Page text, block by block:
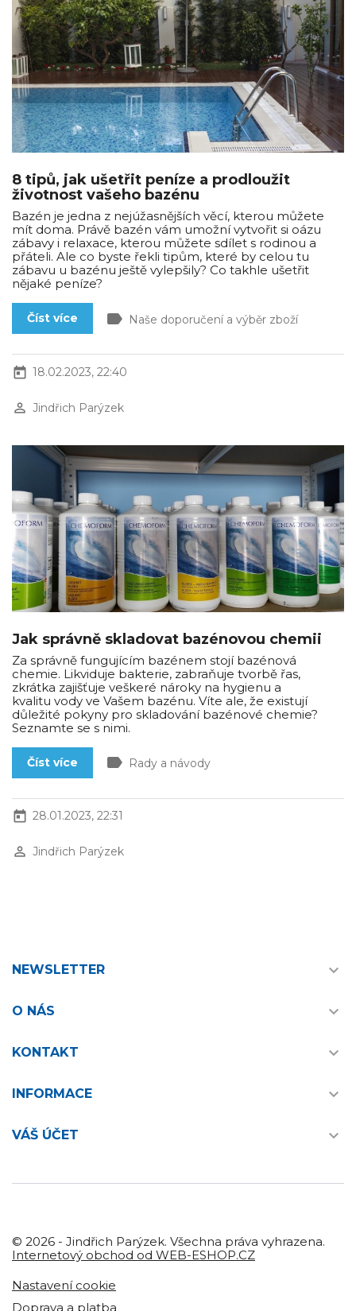
8 tipů, jak ušetřit peníze a prodloužit
životnost vašeho bazénu
Bazén je jedna z nejúžasnějších věcí, kterou můžete
mít doma. Právě bazén vám umožní vytvořit si oázu
zábavy i relaxace, kterou můžete sdílet s rodinou a
přáteli. Ale co byste řekli tipům, které by celou tu
zábavu u bazénu ještě vylepšily? Co takhle ušetřit
nějaké peníze?
Číst více label Naše doporučení a výběr zboží
today 18.02.2023, 22:40
perm_identity Jindřich Parýzek
Jak správně skladovat bazénovou chemii
Za správně fungujícím bazénem stojí bazénová
chemie. Likviduje bakterie, zabraňuje tvorbě řas,
zkrátka zajišťuje veškeré nároky na hygienu a
kvalitu vody ve Vašem bazénu. Víte ale, že existují
důležité pokyny pro skladování bazénové chemie?
Seznamte se s nimi.
Číst více label Rady a návody
today 28.01.2023, 22:31
perm_identity Jindřich Parýzek
NEWSLETTER 
O NÁS 
KONTAKT 
INFORMACE 
VÁŠ ÚČET 
© 2026 - Jindřich Parýzek. Všechna práva vyhrazena.
Internetový obchod od WEB-ESHOP.CZ
Nastavení cookie
Doprava a platba